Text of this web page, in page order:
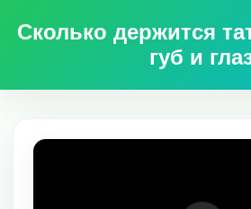
Сколько держится
губ и